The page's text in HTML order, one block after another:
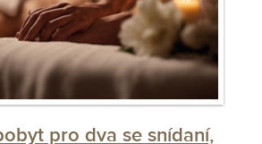
pro dva se snídaní,